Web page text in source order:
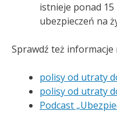
istnieje ponad
ubezpieczeń na
Sprawdź też informacje
polisy od utraty
polisy od utraty
Podcast